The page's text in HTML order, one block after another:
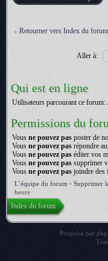
Retourner vers Index du forum
Aller à:
Qui est en ligne
Utilisateurs parcourant ce
Permissions du
Vous ne pouvez pas poster de
Vous ne pouvez pas répondre
Vous ne pouvez pas éditer vos
Vous ne pouvez pas supprimer
Vous ne pouvez pas joindre des
L’équipe du forum • Supprimer
heure
Index du forum
Propulsé par